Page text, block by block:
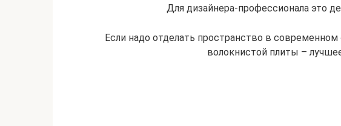
Для дизайнера-профессионала это
Если надо отделать пространство в
волокнистой плиты –